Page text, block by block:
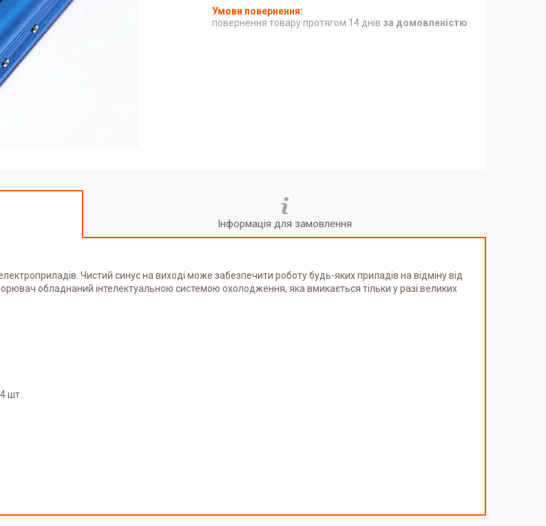
повернення товару протягом 14 днів за домовленістю
Інформація для замовлення
Чистий синус на виході може забезпечити роботу будь-яких приладів на відміну від
обладнаний інтелектуальною системою охолодження, яка вмикається тільки у разі великих
шт.